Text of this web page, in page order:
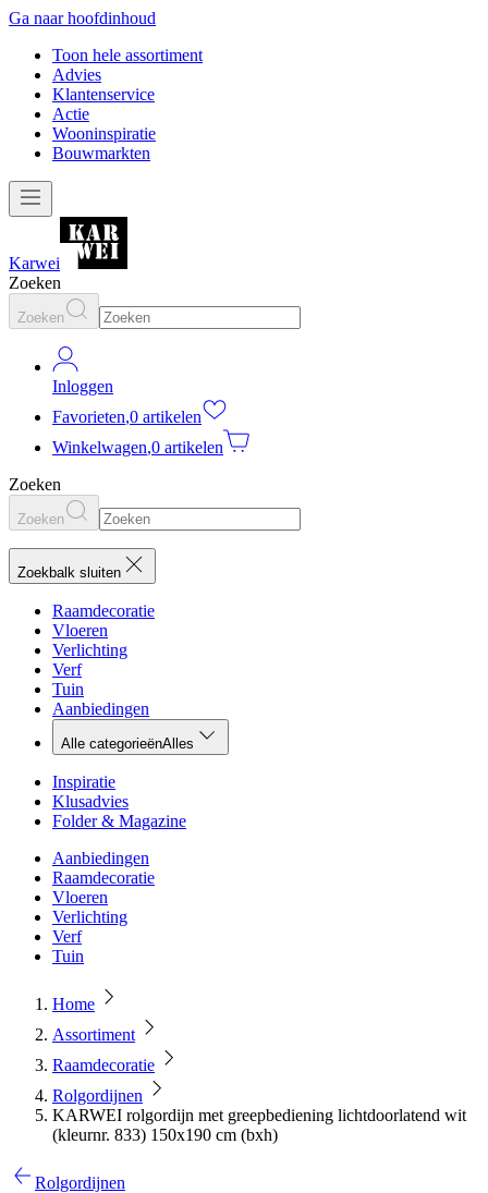
Ga naar hoofdinhoud
Toon hele assortiment
Advies
Klantenservice
Actie
Wooninspiratie
Bouwmarkten
Karwei
Zoeken
Zoeken
Inloggen
Favorieten,0 artikelen
Winkelwagen,0 artikelen
Zoeken
Zoeken
Zoekbalk sluiten
Raamdecoratie
Vloeren
Verlichting
Verf
Tuin
Aanbiedingen
Alle categorieënAlles
Inspiratie
Klusadvies
Folder & Magazine
Aanbiedingen
Raamdecoratie
Vloeren
Verlichting
Verf
Tuin
Home
Assortiment
Raamdecoratie
Rolgordijnen
KARWEI rolgordijn met greepbediening lichtdoorlatend wit
(kleurnr. 833) 150x190 cm (bxh)
Rolgordijnen